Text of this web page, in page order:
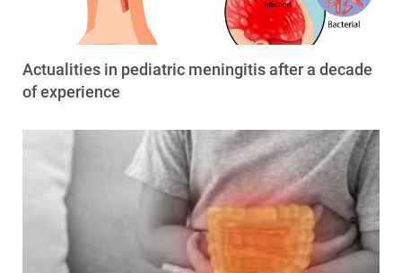
Actualities in pediatric meningitis after a decade
of experience